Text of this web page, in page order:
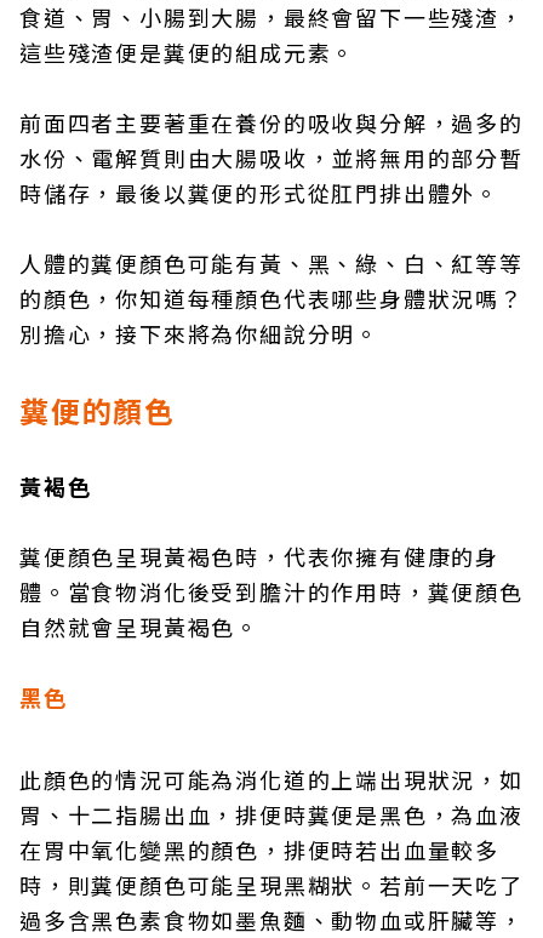
食道、胃、小腸到大腸，最終會留下一些殘渣，
這些殘渣便是糞便的組成元素。
前面四者主要著重在養份的吸收與分解，過多的
水份、電解質則由大腸吸收，並將無用的部分暫
時儲存，最後以糞便的形式從肛門排出體外。
人體的糞便顏色可能有黃、黑、綠、白、紅等等
的顏色，你知道每種顏色代表哪些身體狀況嗎？
別擔心，接下來將為你細說分明。
糞便的顏色
黃褐色
糞便顏色呈現黃褐色時，代表你擁有健康的身
體。當食物消化後受到膽汁的作用時，糞便顏色
自然就會呈現黃褐色。
黑色
此顏色的情況可能為消化道的上端出現狀況，如
胃、十二指腸出血，排便時糞便是黑色，為血液
在胃中氧化變黑的顏色，排便時若出血量較多
時，則糞便顏色可能呈現黑糊狀。若前一天吃了
過多含黑色素食物如墨魚麵、動物血或肝臟等，